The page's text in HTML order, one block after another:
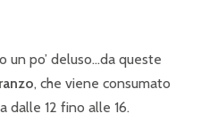
un po’ deluso…da queste
, che viene consumato
dalle 12 fino alle 16.